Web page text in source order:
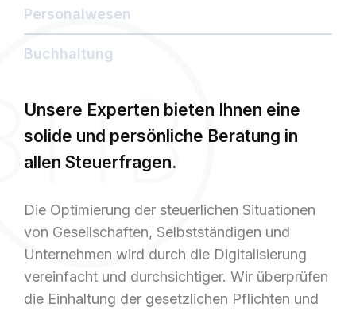
Personalwesen
Buchhaltung
Unsere Experten bieten Ihnen eine
solide und persönliche Beratung in
allen Steuerfragen.
Die Optimierung der steuerlichen Situationen
von Gesellschaften, Selbstständigen und
Unternehmen wird durch die Digitalisierung
vereinfacht und durchsichtiger. Wir überprüfen
die Einhaltung der gesetzlichen Pflichten und